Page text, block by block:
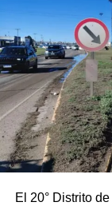
El 20° Distrito de